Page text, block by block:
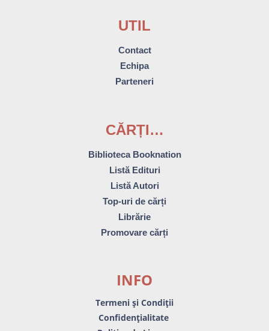
UTIL
Contact
Echipa
Parteneri
CĂRȚI…
Biblioteca Booknation
Listă Edituri
Listă Autori
Top-uri de cărți
Librărie
Promovare cărți
INFO
Termeni și Condiții
Confidențialitate